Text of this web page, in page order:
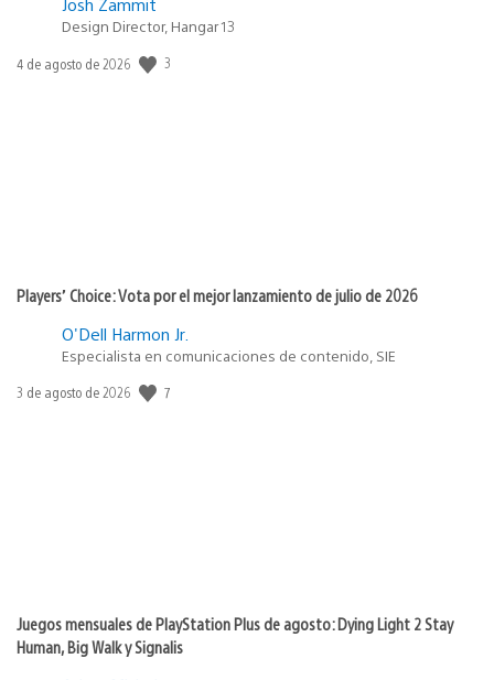
Josh Zammit
Design Director, Hangar 13
Fecha
4 de agosto de 2026 3
Players’ Choice: Vota por el mejor lanzamiento de julio de 2026
O'Dell Harmon Jr.
Especialista en comunicaciones de contenido, SIE
Fecha
3 de agosto de 2026 7
Juegos mensuales de PlayStation Plus de agosto: Dying Light 2 Stay
Human, Big Walk y Signalis